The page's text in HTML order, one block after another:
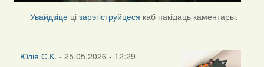
Увайдзіце цізарэгіструйцеся каб пакідаць каментары.
Юлія С.К. - 25.05.2026 - 12:29